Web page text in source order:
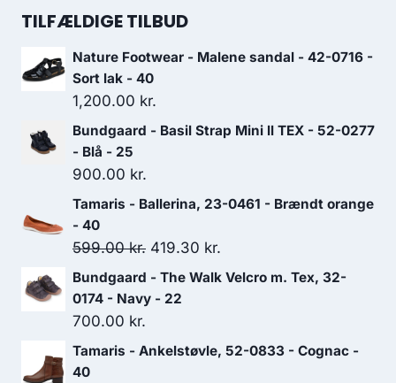
pris
900.00 kr..630.00 kr..
TILFÆLDIGE TILBUD
Nature Footwear - Malene sandal - 42-0716 -
Sort lak - 40
1,200.00 kr.
Bundgaard - Basil Strap Mini ll TEX - 52-0277
- Blå - 25
900.00 kr.
Tamaris - Ballerina, 23-0461 - Brændt orange
- 40
599.00kr. Den
oprindelige
pris
599.00 kr..
419.30 kr.
aktuelle
419.30 kr..
Bundgaard - The Walk Velcro m. Tex, 32-
0174 - Navy - 22
700.00 kr.
Tamaris - Ankelstøvle, 52-0833 - Cognac -
40